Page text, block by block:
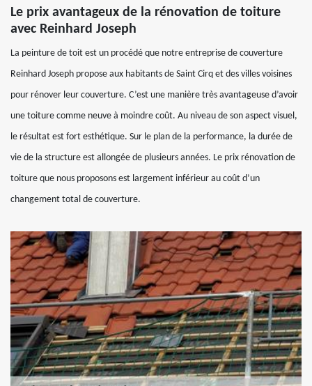
Le prix avantageux de la rénovation de toiture
avec Reinhard Joseph
La peinture de toit est un procédé que notre entreprise de couverture
Reinhard Joseph propose aux habitants de Saint Cirq et des villes voisines
pour rénover leur couverture. C’est une manière très avantageuse d’avoir
une toiture comme neuve à moindre coût. Au niveau de son aspect visuel,
le résultat est fort esthétique. Sur le plan de la performance, la durée de
vie de la structure est allongée de plusieurs années. Le prix rénovation de
toiture que nous proposons est largement inférieur au coût d’un
changement total de couverture.